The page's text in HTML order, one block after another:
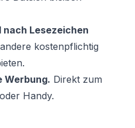
nach Lesezeichen
kostenpflichtig
Werbung. Direkt zum
Handy.